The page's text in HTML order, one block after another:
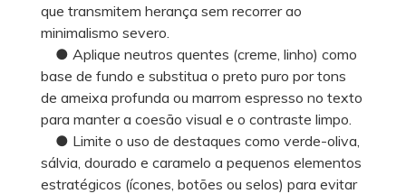
que transmitem herança sem recorrer ao
minimalismo severo.
● Aplique neutros quentes (creme, linho) como
base de fundo e substitua o preto puro por tons
de ameixa profunda ou marrom espresso no texto
para manter a coesão visual e o contraste limpo.
● Limite o uso de destaques como verde-oliva,
sálvia, dourado e caramelo a pequenos elementos
estratégicos (ícones, botões ou selos) para evitar